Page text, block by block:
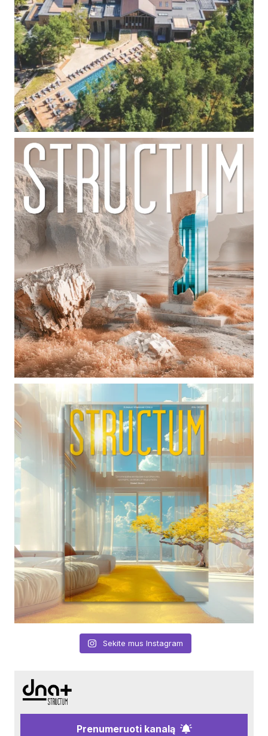
Sekite mus Instagram
Prenumeruoti kanalą